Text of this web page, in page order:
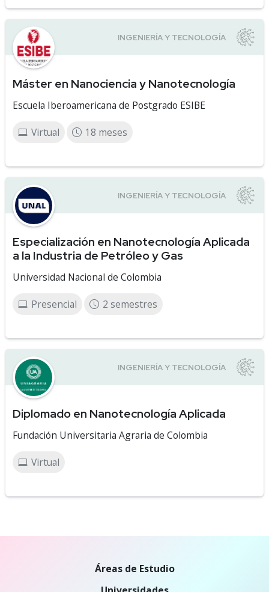
Máster en Nanociencia y Nanotecnología
Escuela Iberoamericana de Postgrado ESIBE
Virtual 18 meses
Especialización en Nanotecnología Aplicada
a la Industria de Petróleo y Gas
Universidad Nacional de Colombia
Presencial 2 semestres
Diplomado en Nanotecnología Aplicada
Fundación Universitaria Agraria de Colombia
Virtual
Áreas de Estudio